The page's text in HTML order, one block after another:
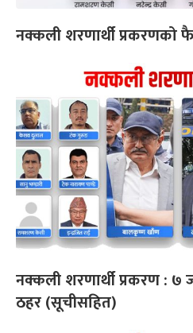
नक्कली शरणार्थी प्रकरणको
नक्कली शरणार्थी प्रकरण :
ठहर (सूचीसहित)